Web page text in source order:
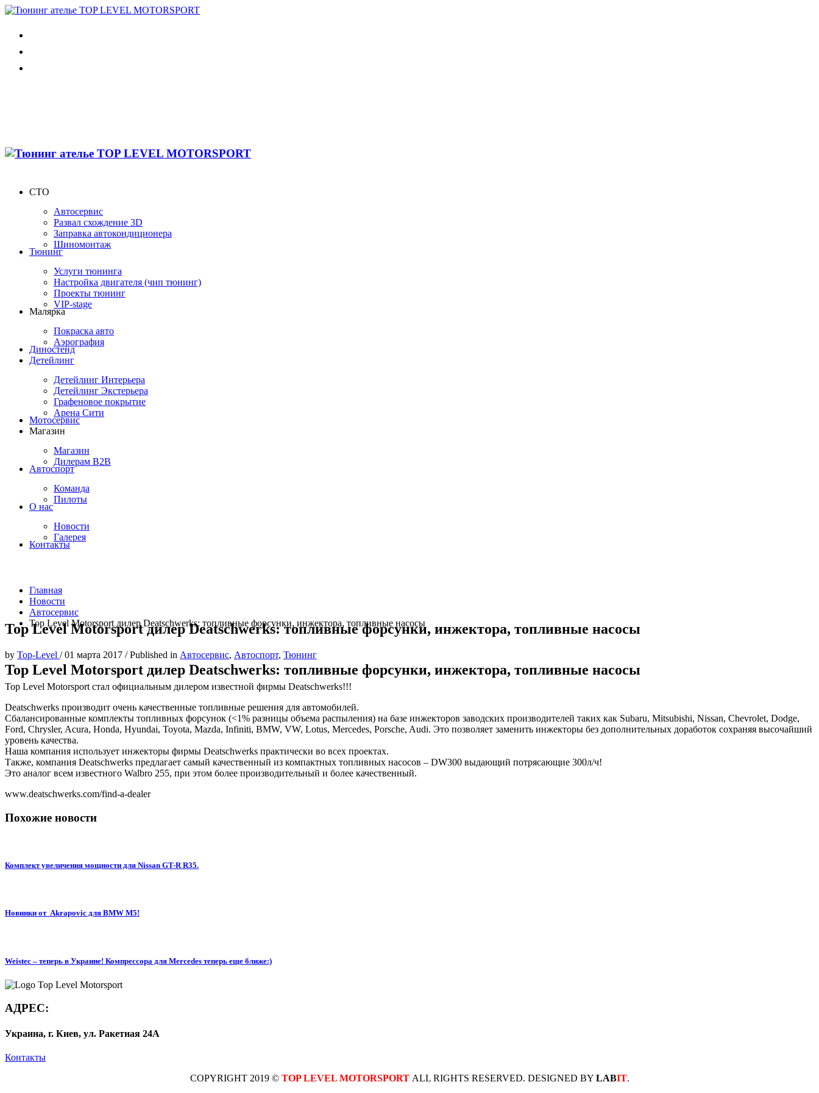
СТО
Автосервис
Развал схождение 3D
Заправка автокондиционера
Шиномонтаж
Тюнинг
Услуги тюнинга
Настройка двигателя (чип тюнинг)
Проекты тюнинг
VIP-stage
Малярка
Покраска авто
Аэрография
Диностенд
Детейлинг
Детейлинг Интерьера
Детейлинг Экстерьера
Графеновое покрытие
Арена Сити
Мотосервис
Магазин
Магазин
Дилерам B2B
Автоспорт
Команда
Пилоты
О нас
Новости
Галерея
Контакты
Главная
Новости
Автосервис
Top Level Motorsport дилер Deatschwerks: топливные форсунки, инжектора, топливные насосы
Top Level Motorsport дилер Deatschwerks: топливные форсунки, инжектора, топливные насосы
Top Level Motorsport дилер Deatschwerks: топливные форсунки, инжектора, топливные насосы
by Top-Level /01 марта 2017 /Published in Автосервис, Автоспорт, Тюнинг
Top Level Motorsport стал официальным дилером известной фирмы Deatschwerks!!!
Deatschwerks производит очень качественные топливные решения для автомобилей.
Сбалансированные комплекты топливных форсунок (<1% разницы объема распыления) на базе инжекторов заводских производителей таких как Subaru, Mitsubishi, Nissan, Chevrolet, Dodge,
Ford, Chrysler, Acura, Honda, Hyundai, Toyota, Mazda, Infiniti, BMW, VW, Lotus, Mercedes, Porsche, Audi. Это позволяет заменить инжекторы без дополнительных доработок сохраняя высочайший
уровень качества.
Наша компания использует инжекторы фирмы Deatschwerks практически во всех проектах.
Также, компания Deatschwerks предлагает самый качественный из компактных топливных насосов – DW300 выдающий потрясающие 300л/ч!
Это аналог всем известного Walbro 255, при этом более производительный и более качественный.
www.deatschwerks.com/find-a-dealer
Похожие новости
Комплект увеличения мощности для Nissan GT-R R35.
Новинки от Akrapovic для BMW M5!
Weistec – теперь в Украине! Компрессора для Mercedes теперь еще ближе:)
АДРЕС:
Украина, г. Киев, ул. Ракетная 24А
Контакты
COPYRIGHT 2019 © TOP LEVEL MOTORSPORTALL RIGHTS RESERVED. DESIGNED BY LABIT.